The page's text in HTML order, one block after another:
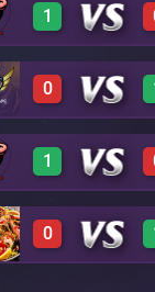
A10
1
3 A13
0
A14
1
3 B15
0